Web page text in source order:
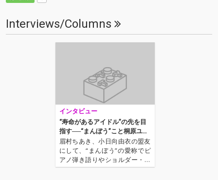
Interviews/Columns
インタビュー
“寿命があるアイドル”の先を目
指す──“まんぼう”こと桐原ユリ
の未配信4タイトル独占配信開
始
眉村ちあき、小日向由衣の盟友
にして、“まんぼう”の愛称でピ
アノ弾き語りやショルダー・キ
ーボードを使用してのパフォー